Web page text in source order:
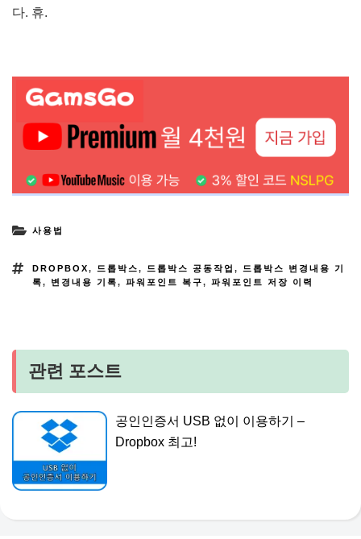
다. 휴.
사용법
DROPBOX, 드롭박스, 드롭박스 공동작업 ,
드롭박스 변경내용 기
록, 변경내용 기록, 파워포인트 복구, 파워포인트 저장 이력
관련 포스트
공인인증서 USB 없이 이용하기 –
Dropbox 최고!